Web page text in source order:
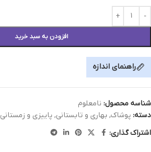
افزودن به سبد خرید
راهنمای اندازه
شناسه محصول: نامعلوم
دسته: پوشاک, بهاری و تابستانی, پاییزی و زمستانی
اشتراک گذاری: